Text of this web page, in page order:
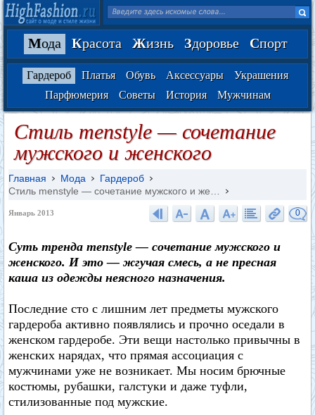
Мода Красота Жизнь Здоровье Спорт
Гардероб Платья Обувь Аксессуары
Украшения
Парфюмерия
Советы История Мужчинам
Стиль menstyle — сочетание
мужского и женского
Главная Мода
Гардероб
Стиль menstyle — сочетание мужского и же…
Январь 2013 0
Суть тренда menstyle — сочетание мужского и
женского. И это — жгучая смесь, а не пресная
каша из одежды неясного назначения.
Последние сто с лишним лет предметы мужского
гардероба активно появлялись и прочно оседали в
женском гардеробе. Эти вещи настолько привычны в
женских нарядах, что прямая ассоциация с
мужчинами уже не возникает. Мы носим брючные
костюмы, рубашки, галстуки и даже туфли,
стилизованные под мужские.